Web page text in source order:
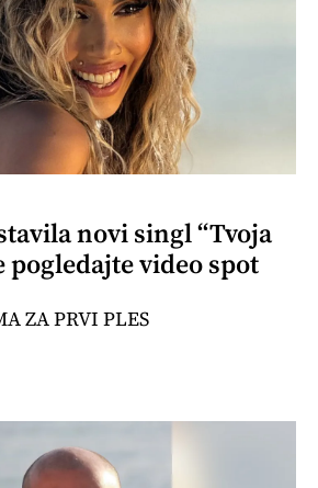
novi singl “Tvoja
pogledajte video spot
ZA PRVI PLES